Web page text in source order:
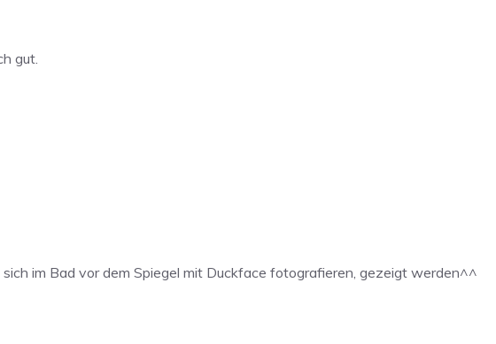
gut.
im Bad vor dem Spiegel mit Duckface fotografieren, gezeigt werden^^